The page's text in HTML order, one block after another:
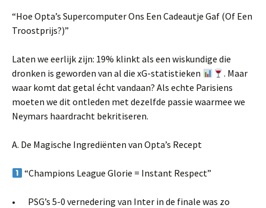
“Hoe Opta’s Supercomputer Ons Een Cadeautje Gaf (Of Een
Troostprijs?)”
Laten we eerlijk zijn: 19% klinkt als een wiskundige die
dronken is geworden van al die xG-statistieken
. Maar
waar komt dat getal écht vandaan? Als echte Parisiens
moeten we dit ontleden met dezelfde passie waarmee we
Neymars haardracht bekritiseren.
A. De Magische Ingrediënten van Opta’s Recept
“Champions League Glorie = Instant Respect”
• PSG’s 5-0 vernedering van Inter in de finale was zo